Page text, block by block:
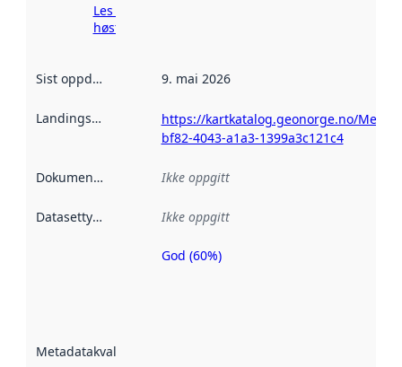
Les mer om
høsting her
Sist oppdatert 9. mai 2026
Landingsside
https://kartkatalog.geonorge.no/
bf82-4043-a1a3-1399a3c121c4
Dokumentasjon Ikke oppgitt
Datasettype Ikke oppgitt
Metadatakvalitet
Metadatakvalitet
God (60%)